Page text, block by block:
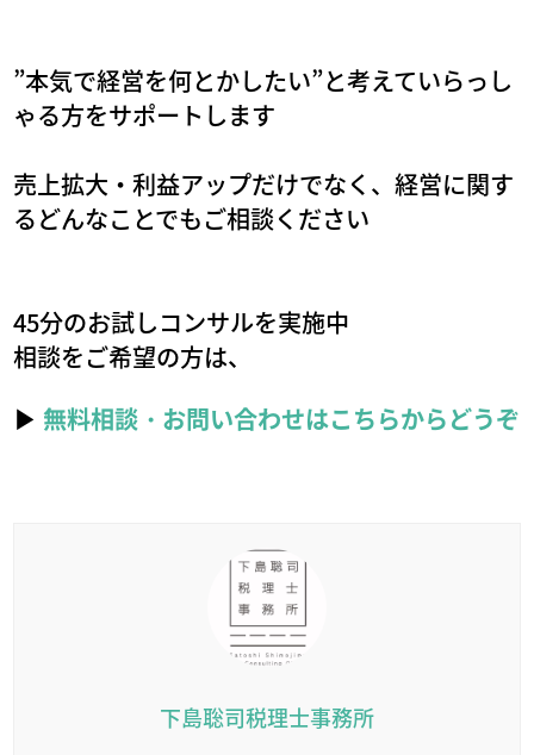
”本気で経営を何とかしたい”と考えていらっし
ゃる方をサポートします
売上拡大・利益アップだけでなく、経営に関す
るどんなことでもご相談ください
45分のお試しコンサルを実施中
相談をご希望の方は、
▶無料相談・お問い合わせはこちらからどうぞ
下島聡司税理士事務所